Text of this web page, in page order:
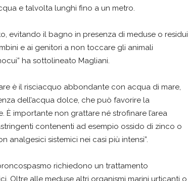
e talvolta lunghi fino a un metro.
evitando il bagno in presenza di meduse o residui
e ai genitori a non toccare gli animali
ha sottolineato Magliani.
è il risciacquo abbondante con acqua di mare,
dell’acqua dolce, che può favorire la
importante non grattare né strofinare l’area
contenenti ad esempio ossido di zinco o
analgesici sistemici nei casi più intensi”.
richiedono un trattamento
Oltre alle meduse altri organismi marini urticanti o